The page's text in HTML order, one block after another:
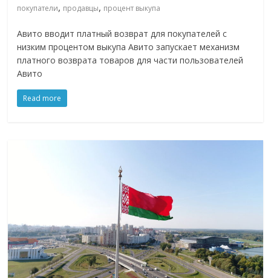
покупатели, продавцы, процент выкупа
Авито вводит платный возврат для покупателей с
низким процентом выкупа Авито запускает механизм
платного возврата товаров для части пользователей
Авито
Read more